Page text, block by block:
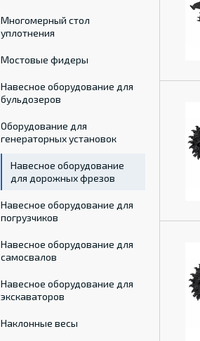
Многомерный стол
уплотнения
Мостовые фидеры
Навесное оборудование для
бульдозеров
Оборудование для
генераторных установок
Навесное оборудование
для дорожных фрезов
Навесное оборудование для
погрузчиков
Навесное оборудование для
самосвалов
Навесное оборудование для
экскаваторов
Наклонные весы